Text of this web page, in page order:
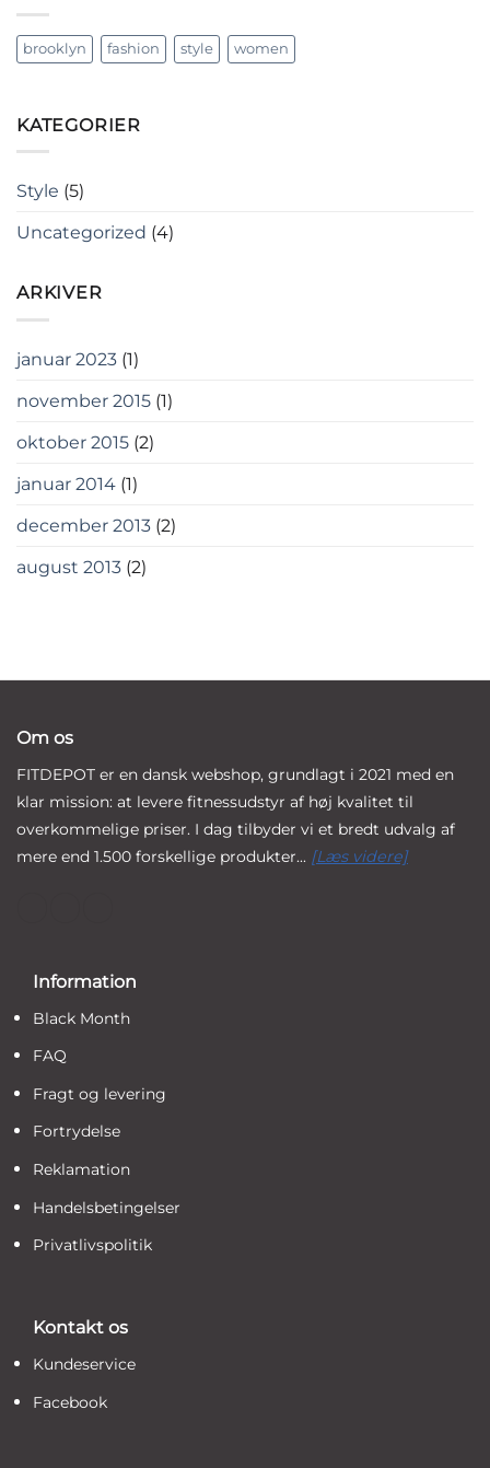
brooklyn fashion style women
KATEGORIER
Style (5)
Uncategorized (4)
ARKIVER
januar 2023 (1)
november 2015 (1)
oktober 2015 (2)
januar 2014 (1)
december 2013 (2)
august 2013 (2)
Om os
FITDEPOT er en dansk webshop, grundlagt i 2021 med en
klar mission: at levere fitnessudstyr af høj kvalitet til
overkommelige priser. I dag tilbyder vi et bredt udvalg af
mere end 1.500 forskellige produkter... [Læs videre]
Information
Black Month
FAQ
Fragt og levering
Fortrydelse
Reklamation
Handelsbetingelser
Privatlivspolitik
Kontakt os
Kundeservice
Facebook